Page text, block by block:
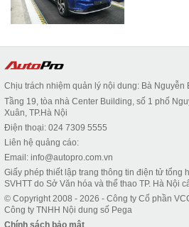
Chịu trách nhiệm quản lý nội dung: Bà Nguyễn
Tầng 19, tòa nhà Center Building, số 1 phố
Xuân, TP.Hà Nội
Điện thoại: 024 7309 5555
Liên hệ quảng cáo:
Email: info@autopro.com.vn
Giấy phép thiết lập trang thông tin điện tử tổng
SVHTT do Sở Văn hóa và thể thao TP. Hà Nội
© Copyright 2008 - 2026 - Công ty Cổ phần
Công ty TNHH Nội dung số Pega
Chính sách bảo mật